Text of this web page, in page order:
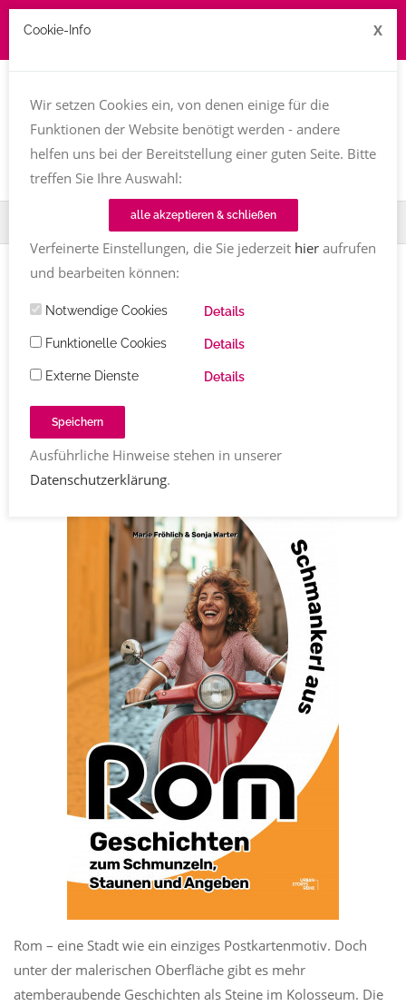
TT-Magazin Buchvorstellung Schmankerl aus Rom
Schmankerl aus Romvon Marie
Fröhlich und Sonja Warter
Geschichten zum Schmunzeln, Staunen und
Angeben
Sonja Warter
15.10.2025)
565 Share
Rom – eine Stadt wie ein einziges Postkartenmotiv. Doch
unter der malerischen Oberfläche gibt es mehr
atemberaubende Geschichten als Steine im Kolosseum. Die
Cookie-Info X
Wir setzen Cookies ein, von denen einige für die
Funktionen der Website benötigt werden - andere
helfen uns bei der Bereitstellung einer guten Seite. Bitte
treffen Sie Ihre Auswahl:
alle akzeptieren & schließen
Verfeinerte Einstellungen, die Sie jederzeit hieraufrufen
und bearbeiten können:
Notwendige Cookies Details
Funktionelle Cookies Details
Externe Dienste Details
Speichern
Ausführliche Hinweise stehen in unserer
Datenschutzerklärung.